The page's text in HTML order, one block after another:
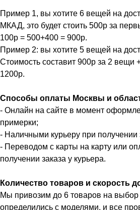
Пример 1, вы хотите 6 вещей на
МКАД, это будет стоить 500р за
100р = 500+400 = 900р.
Пример 2: вы хотите 5 вещей на
Стоимость составит 900р за 2 вещи
1200р.
Способы оплаты Москвы и
- Онлайн на сайте в момент
примерки;
- Наличными курьеру при получении
- Переводом с карты на карту или
получении заказа у курьера.
Количество товаров и скорость
Мы привозим до 6 товаров на
определились с моделями, и все